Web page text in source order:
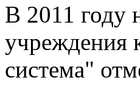
В 2011 году
учреждения
система"